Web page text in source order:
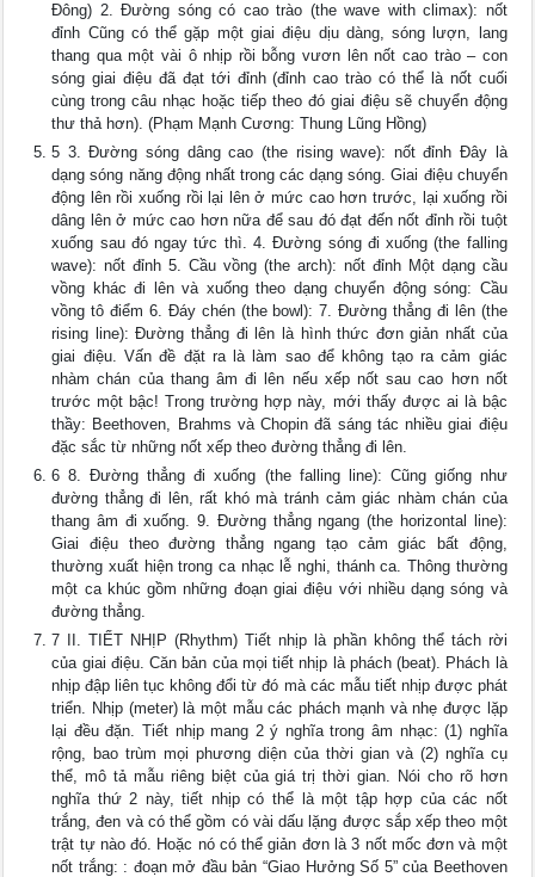
Đông) 2. Đường sóng có cao trào (the wave with climax): nốt
đỉnh Cũng có thể gặp một giai điệu dịu dàng, sóng lượn, lang
thang qua một vài ô nhịp rồi bỗng vươn lên nốt cao trào – con
sóng giai điệu đã đạt tới đỉnh (đỉnh cao trào có thể là nốt cuối
cùng trong câu nhạc hoặc tiếp theo đó giai điệu sẽ chuyển động
thư thả hơn). (Phạm Mạnh Cương: Thung Lũng Hồng)
5 3. Đường sóng dâng cao (the rising wave): nốt đỉnh Đây là
dạng sóng năng động nhất trong các dạng sóng. Giai điệu chuyển
động lên rồi xuống rồi lại lên ở mức cao hơn trước, lại xuống rồi
dâng lên ở mức cao hơn nữa để sau đó đạt đến nốt đỉnh rồi tuột
xuống sau đó ngay tức thì. 4. Đường sóng đi xuống (the falling
wave): nốt đỉnh 5. Cầu vồng (the arch): nốt đỉnh Một dạng cầu
vồng khác đi lên và xuống theo dạng chuyển động sóng: Cầu
vồng tô điểm 6. Đáy chén (the bowl): 7. Đường thẳng đi lên (the
rising line): Đường thẳng đi lên là hình thức đơn giản nhất của
giai điệu. Vấn đề đặt ra là làm sao để không tạo ra cảm giác
nhàm chán của thang âm đi lên nếu xếp nốt sau cao hơn nốt
trước một bậc! Trong trường hợp này, mới thấy được ai là bậc
thầy: Beethoven, Brahms và Chopin đã sáng tác nhiều giai điệu
đặc sắc từ những nốt xếp theo đường thẳng đi lên.
6 8. Đường thẳng đi xuống (the falling line): Cũng giống như
đường thẳng đi lên, rất khó mà tránh cảm giác nhàm chán của
thang âm đi xuống. 9. Đường thẳng ngang (the horizontal line):
Giai điệu theo đường thẳng ngang tạo cảm giác bất động,
thường xuất hiện trong ca nhạc lễ nghi, thánh ca. Thông thường
một ca khúc gồm những đoạn giai điệu với nhiều dạng sóng và
đường thẳng.
7 II. TIẾT NHỊP (Rhythm) Tiết nhịp là phần không thể tách rời
của giai điệu. Căn bản của mọi tiết nhịp là phách (beat). Phách là
nhịp đập liên tục không đổi từ đó mà các mẫu tiết nhịp được phát
triển. Nhịp (meter) là một mẫu các phách mạnh và nhẹ được lặp
lại đều đặn. Tiết nhịp mang 2 ý nghĩa trong âm nhạc: (1) nghĩa
rộng, bao trùm mọi phương diện của thời gian và (2) nghĩa cụ
thể, mô tả mẫu riêng biệt của giá trị thời gian. Nói cho rõ hơn
nghĩa thứ 2 này, tiết nhịp có thể là một tập hợp của các nốt
trắng, đen và có thể gồm có vài dấu lặng được sắp xếp theo một
trật tự nào đó. Hoặc nó có thể giản đơn là 3 nốt mốc đơn và một
nốt trắng: : đoạn mở đầu bản “Giao Hưởng Số 5” của Beethoven